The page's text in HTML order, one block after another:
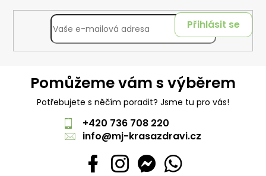
Přihlásit se
Pomůžeme vám s výběrem
Potřebujete s něčím poradit? Jsme tu pro vás!
+420 736 708 220
info@mj-krasazdravi.cz